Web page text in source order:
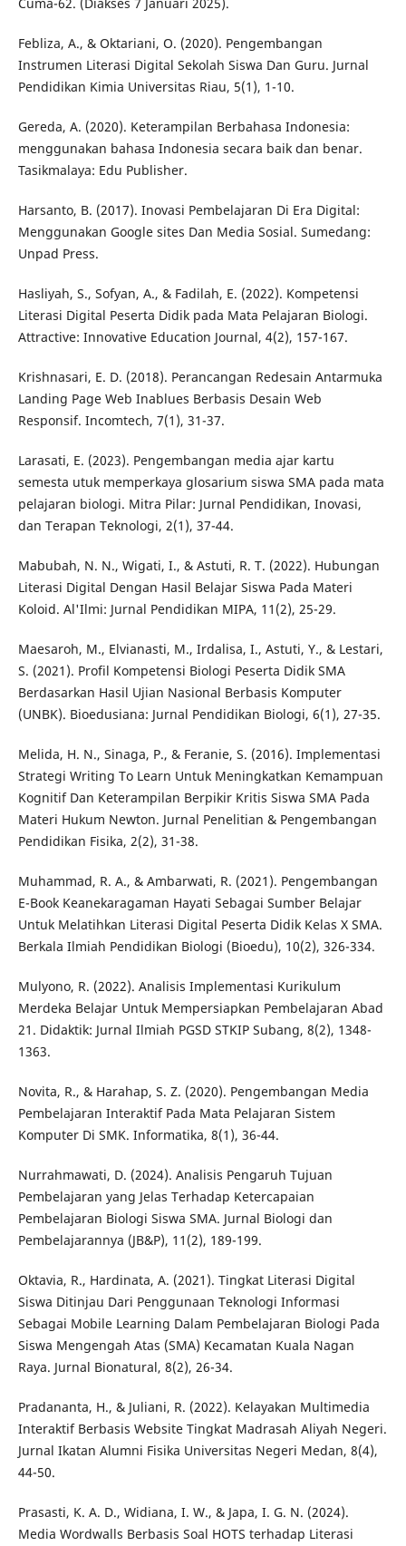
Febliza, A., & Oktariani, O. (2020). Pengembangan
Instrumen Literasi Digital Sekolah Siswa Dan Guru. Jurnal
Pendidikan Kimia Universitas Riau, 5(1), 1-10.
Gereda, A. (2020). Keterampilan Berbahasa Indonesia:
menggunakan bahasa Indonesia secara baik dan benar.
Tasikmalaya: Edu Publisher.
Harsanto, B. (2017). Inovasi Pembelajaran Di Era Digital:
Menggunakan Google sites Dan Media Sosial. Sumedang:
Unpad Press.
Hasliyah, S., Sofyan, A., & Fadilah, E. (2022). Kompetensi
Literasi Digital Peserta Didik pada Mata Pelajaran Biologi.
Attractive: Innovative Education Journal, 4(2), 157-167.
Krishnasari, E. D. (2018). Perancangan Redesain Antarmuka
Landing Page Web Inablues Berbasis Desain Web
Responsif. Incomtech, 7(1), 31-37.
Larasati, E. (2023). Pengembangan media ajar kartu
semesta utuk memperkaya glosarium siswa SMA pada mata
pelajaran biologi. Mitra Pilar: Jurnal Pendidikan, Inovasi,
dan Terapan Teknologi, 2(1), 37-44.
Mabubah, N. N., Wigati, I., & Astuti, R. T. (2022). Hubungan
Literasi Digital Dengan Hasil Belajar Siswa Pada Materi
Koloid. Al'Ilmi: Jurnal Pendidikan MIPA, 11(2), 25-29.
Maesaroh, M., Elvianasti, M., Irdalisa, I., Astuti, Y., & Lestari,
S. (2021). Profil Kompetensi Biologi Peserta Didik SMA
Berdasarkan Hasil Ujian Nasional Berbasis Komputer
(UNBK). Bioedusiana: Jurnal Pendidikan Biologi, 6(1), 27-35.
Melida, H. N., Sinaga, P., & Feranie, S. (2016). Implementasi
Strategi Writing To Learn Untuk Meningkatkan Kemampuan
Kognitif Dan Keterampilan Berpikir Kritis Siswa SMA Pada
Materi Hukum Newton. Jurnal Penelitian & Pengembangan
Pendidikan Fisika, 2(2), 31-38.
Muhammad, R. A., & Ambarwati, R. (2021). Pengembangan
E-Book Keanekaragaman Hayati Sebagai Sumber Belajar
Untuk Melatihkan Literasi Digital Peserta Didik Kelas X SMA.
Berkala Ilmiah Pendidikan Biologi (Bioedu), 10(2), 326-334.
Mulyono, R. (2022). Analisis Implementasi Kurikulum
Merdeka Belajar Untuk Mempersiapkan Pembelajaran Abad
21. Didaktik: Jurnal Ilmiah PGSD STKIP Subang, 8(2), 1348-
1363.
Novita, R., & Harahap, S. Z. (2020). Pengembangan Media
Pembelajaran Interaktif Pada Mata Pelajaran Sistem
Komputer Di SMK. Informatika, 8(1), 36-44.
Nurrahmawati, D. (2024). Analisis Pengaruh Tujuan
Pembelajaran yang Jelas Terhadap Ketercapaian
Pembelajaran Biologi Siswa SMA. Jurnal Biologi dan
Pembelajarannya (JB&P), 11(2), 189-199.
Oktavia, R., Hardinata, A. (2021). Tingkat Literasi Digital
Siswa Ditinjau Dari Penggunaan Teknologi Informasi
Sebagai Mobile Learning Dalam Pembelajaran Biologi Pada
Siswa Mengengah Atas (SMA) Kecamatan Kuala Nagan
Raya. Jurnal Bionatural, 8(2), 26-34.
Pradananta, H., & Juliani, R. (2022). Kelayakan Multimedia
Interaktif Berbasis Website Tingkat Madrasah Aliyah Negeri.
Jurnal Ikatan Alumni Fisika Universitas Negeri Medan, 8(4),
44-50.
Prasasti, K. A. D., Widiana, I. W., & Japa, I. G. N. (2024).
Media Wordwalls Berbasis Soal HOTS terhadap Literasi